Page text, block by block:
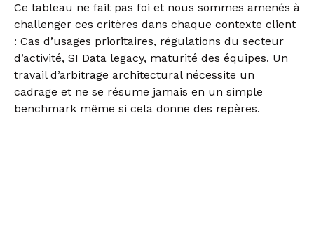
Ce tableau ne fait pas foi et nous sommes amenés à
challenger ces critères dans chaque contexte client
: Cas d’usages prioritaires, régulations du secteur
d’activité, SI Data legacy, maturité des équipes. Un
travail d’arbitrage architectural nécessite un
cadrage et ne se résume jamais en un simple
benchmark même si cela donne des repères.